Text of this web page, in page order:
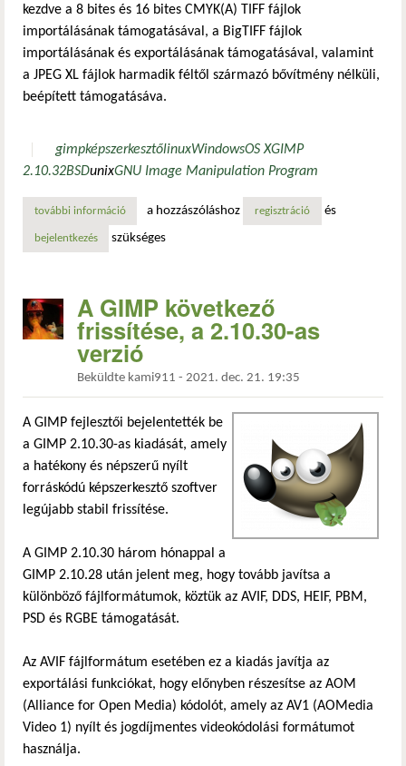
kezdve a 8 bites és 16 bites CMYK(A) TIFF fájlok
importálásának támogatásával, a BigTIFF fájlok
importálásának és exportálásának támogatásával, valamint
a JPEG XL fájlok harmadik féltől származó bővítmény nélküli,
beépített támogatásáva.
gimpképszerkesztőlinuxWindowsOS XGIMP
2.10.32BSDunixGNU Image Manipulation Program
további információa gimp következő frissítése, a 2.10.32-es verzió
a hozzászóláshoz regisztráció és
bejelentkezés szükséges
A GIMP következő
frissítése, a 2.10.30-as
verzió
Beküldte kami911 - 2021. dec. 21. 19:35
A GIMP fejlesztői bejelentették be
a GIMP 2.10.30-as kiadását, amely
a hatékony és népszerű nyílt
forráskódú képszerkesztő szoftver
legújabb stabil frissítése.
A GIMP 2.10.30 három hónappal a
GIMP 2.10.28 után jelent meg, hogy tovább javítsa a
különböző fájlformátumok, köztük az AVIF, DDS, HEIF, PBM,
PSD és RGBE támogatását.
Az AVIF fájlformátum esetében ez a kiadás javítja az
exportálási funkciókat, hogy előnyben részesítse az AOM
(Alliance for Open Media) kódolót, amely az AV1 (AOMedia
Video 1) nyílt és jogdíjmentes videokódolási formátumot
használja.